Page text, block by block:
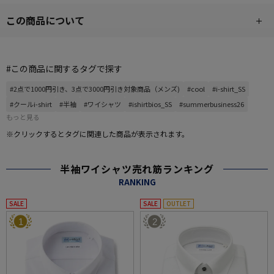
この商品について
#この商品に関するタグで探す
#2点で1000円引き、3点で3000円引き対象商品（メンズ) #cool
#i-shirt_SS
#クールi-shirt
#半袖 #ワイシャツ #ishirtbios_SS
#summerbusiness26
もっと見る
※クリックするとタグに関連した商品が表示されます。
半袖ワイシャツ売れ筋ランキング
RANKING
SALE
1
SALE OUTLET
2